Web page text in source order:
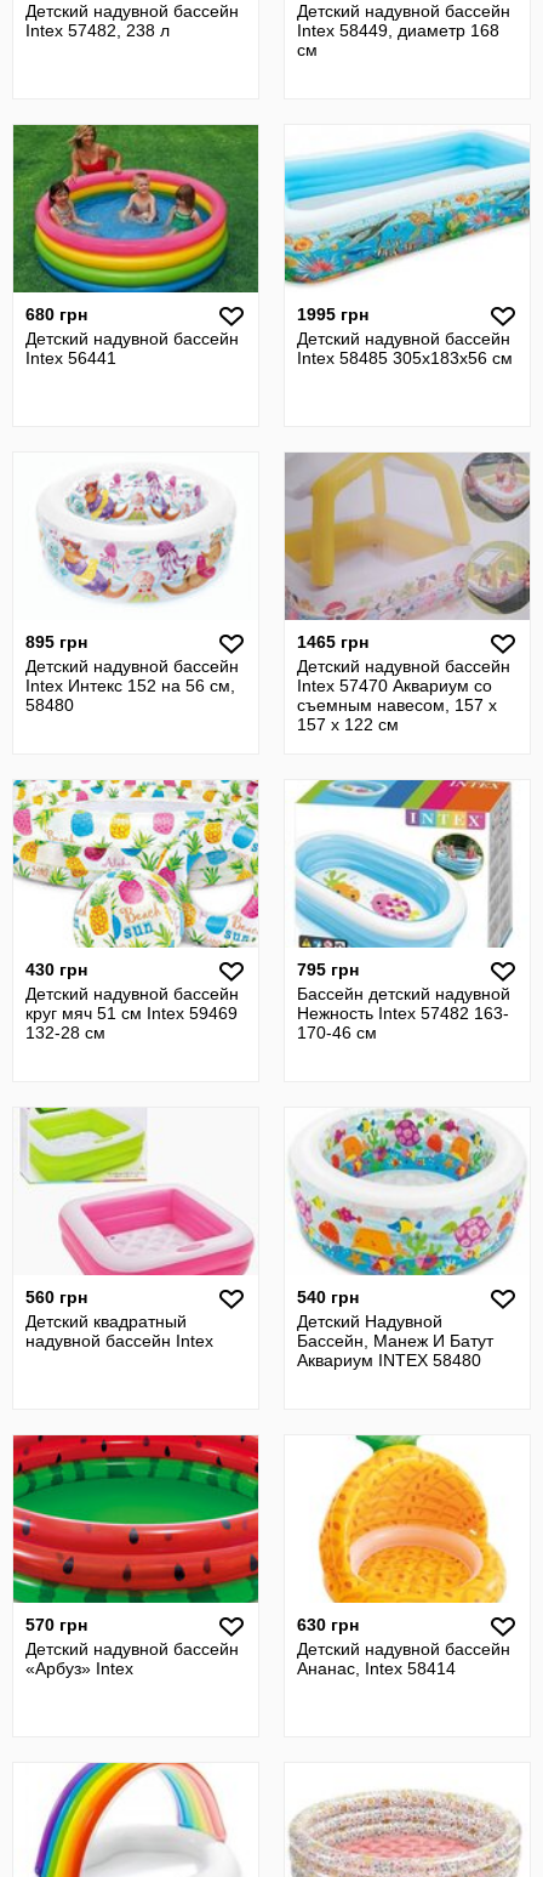
Детский надувной бассейн
Intex 57482, 238 л
Детский надувной бассейн
Intex 58449, диаметр 168
см
680 грн
Детский надувной бассейн
Intex 56441
1995 грн
Детский надувной бассейн
Intex 58485 305x183х56 см
895 грн
Детский надувной бассейн
Intex Интекс 152 на 56 см,
58480
1465 грн
Детский надувной бассейн
Intex 57470 Аквариум со
съемным навесом, 157 х
157 х 122 см
430 грн
Детский надувной бассейн
круг мяч 51 см Intex 59469
132-28 см
795 грн
Бассейн детский надувной
Нежность Intex 57482 163-
170-46 см
560 грн
Детский квадратный
надувной бассейн Intex
540 грн
Детский Надувной
Бассейн, Манеж И Батут
Аквариум INTEX 58480
570 грн
Детский надувной бассейн
«Арбуз» Intex
630 грн
Детский надувной бассейн
Ананас, Intex 58414